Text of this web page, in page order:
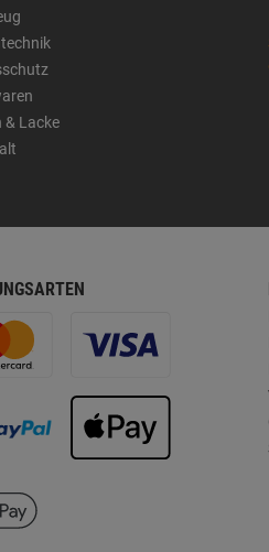
& Lacke